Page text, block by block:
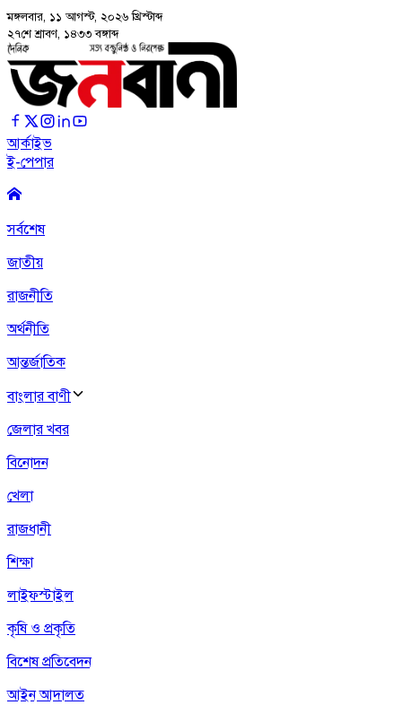
মঙ্গলবার, ১১ আগস্ট, ২০২৬ খ্রিস্টাব্দ
২৭শে শ্রাবণ, ১৪৩৩ বঙ্গাব্দ
আর্কাইভ
ই-পেপার
সর্বশেষ
জাতীয়
রাজনীতি
অর্থনীতি
আন্তর্জাতিক
বাংলার বাণী
জেলার খবর
বিনোদন
খেলা
রাজধানী
শিক্ষা
লাইফস্টাইল
কৃষি ও প্রকৃতি
বিশেষ প্রতিবেদন
আইন আদালত